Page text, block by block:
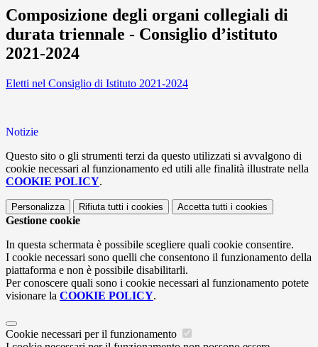
Composizione degli organi collegiali di
durata triennale - Consiglio d’istituto
2021-2024
Eletti nel Consiglio di Istituto 2021-2024
Notizie
Questo sito o gli strumenti terzi da questo utilizzati si avvalgono di
cookie necessari al funzionamento ed utili alle finalità illustrate nella
COOKIE POLICY.
Personalizza Rifiuta tutti i cookies Accetta tutti i cookies
Gestione cookie
In questa schermata è possibile scegliere quali cookie consentire.
I cookie necessari sono quelli che consentono il funzionamento della
piattaforma e non è possibile disabilitarli.
Per conoscere quali sono i cookie necessari al funzionamento potete
visionare la COOKIE POLICY.
Cookie necessari per il funzionamento